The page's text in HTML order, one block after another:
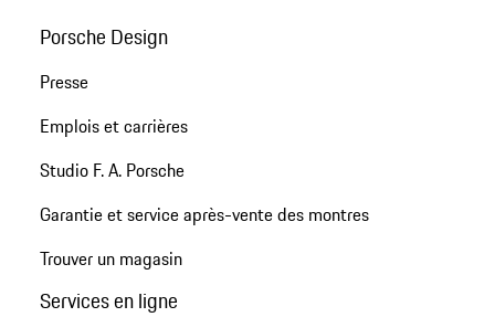
Porsche Design
Presse
Emplois et carrières
Studio F. A. Porsche
Garantie et service après-vente des montres
Trouver un magasin
Services en ligne